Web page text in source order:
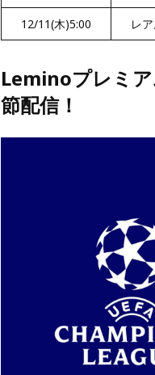
12/11(木)5:00 レ
Leminoプレミ
節配信！